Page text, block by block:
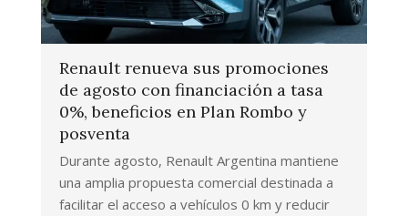
Renault renueva sus promociones
de agosto con financiación a tasa
0%, beneficios en Plan Rombo y
posventa
Durante agosto, Renault Argentina mantiene
una amplia propuesta comercial destinada a
facilitar el acceso a vehículos 0 km y reducir